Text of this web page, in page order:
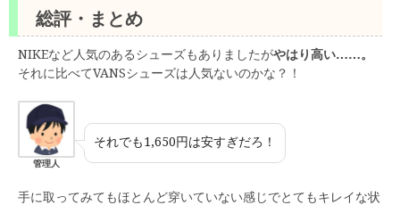
総評・まとめ
NIKEなど人気のあるシューズもありましたがやはり高い……。
それに比べてVANSシューズは人気ないのかな？！
管理人
それでも1,650円は安すぎだろ！
手に取ってみてもほとんど穿いていない感じでとてもキレイな状